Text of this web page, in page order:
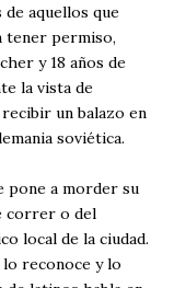
aquellos que
tener permiso,
y 18 años de
la vista de
un balazo en
soviética.
pone a morder su
correr o del
local de la ciudad.
reconoce y lo